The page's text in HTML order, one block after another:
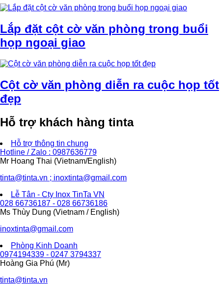
Lắp đặt cột cờ văn phòng trong buổi
họp ngoại giao
Cột cờ văn phòng diễn ra cuộc họp tốt
đẹp
Hỗ trợ khách hàng tinta
Hỗ trợ thông tin chung
Hotline / Zalo : 0987636779
Mr Hoang Thai (Vietnam/English)
tinta@tinta.vn ; inoxtinta@gmail.com
Lễ Tân - Cty Inox TinTa VN
028 66736187 - 028 66736186
Ms Thùy Dung (Vietnam / English)
inoxtinta@gmail.com
Phòng Kinh Doanh
0974194339 - 0247 3794337
Hoàng Gia Phú (Mr)
tinta@tinta.vn